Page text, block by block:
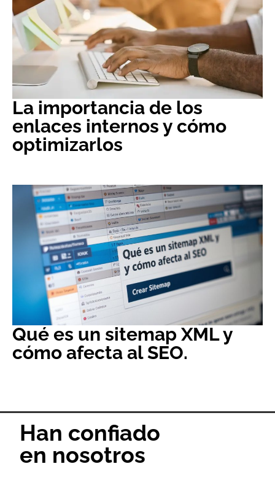
La importancia de los
enlaces internos y cómo
optimizarlos
Qué es un sitemap XML y
cómo afecta al SEO.
Han confiado
en nosotros